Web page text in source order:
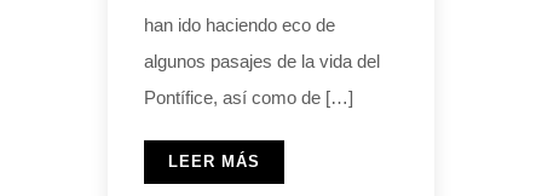
han ido haciendo eco de
algunos pasajes de la vida del
Pontífice, así como de […]
LEER MÁS